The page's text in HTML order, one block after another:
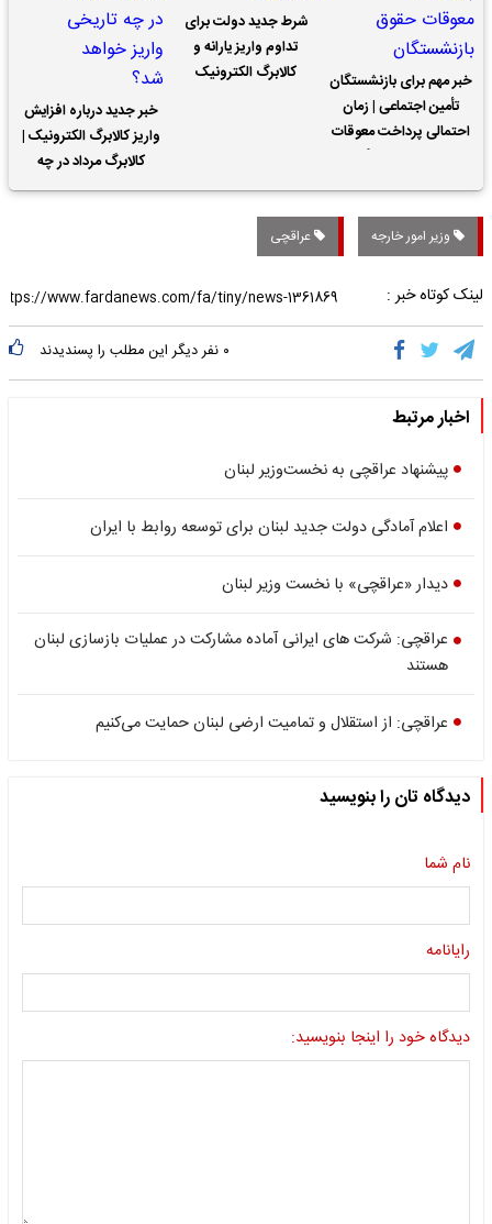
خبر مهم برای بازنشستگان
تأمین اجتماعی | زمان
احتمالی پرداخت معوقات
شرط جدید دولت برای
تداوم واریز یارانه و
کالابرگ الکترونیک
خبر جدید درباره افزایش
واریز کالابرگ الکترونیک |
کالابرگ مرداد در چه
تاریخی واریز خواهد شد؟
وزیر امور خارجه عراقچی
لینک کوتاه خبر :
۰ نفر دیگر این مطلب را پسندیدند
اخبار مرتبط
پیشنهاد عراقچی به نخست‌وزیر لبنان
اعلام آمادگی دولت جدید لبنان برای توسعه روابط با ایران
دیدار «عراقچی» با نخست وزیر لبنان
عراقچی: شرکت های ایرانی آماده مشارکت در عملیات بازسازی لبنان
هستند
عراقچی: از استقلال و تمامیت ارضی لبنان حمایت می‌کنیم
دیدگاه تان را بنویسید
نام شما
رایانامه
دیدگاه خود را اینجا بنویسید: